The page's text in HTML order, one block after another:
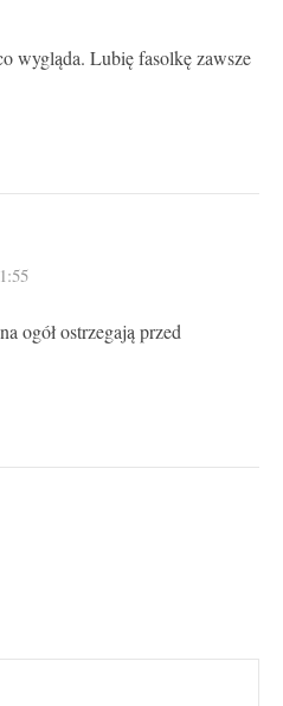
wygląda. Lubię fasolkę zawsze
ogół ostrzegają przed